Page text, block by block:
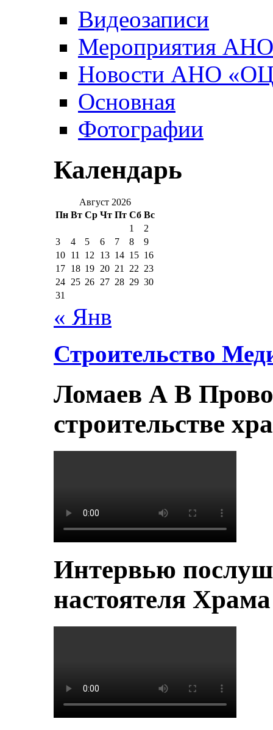
Видеозаписи
Мероприятия
Новости АНО
Основная
Фотографии
Календарь
Август 2026
Пн Вт Ср Чт Пт Сб Вс
1
2
3
4 5 6 7 8
9
10 11 12 13 14 15 16
17 18 19 20 21 22 23
24 25 26 27 28 29 30
31
« Янв
Строительство
Ломаев А В
строительстве
Интервью
настоятеля